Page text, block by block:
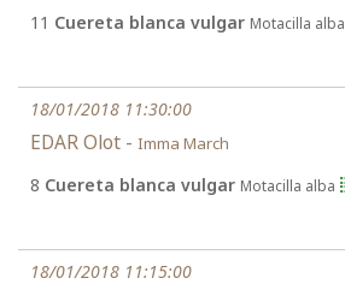
11 Cuereta blanca vulgar Motacilla alba
18/01/2018 11:30:00
EDAR Olot - Imma March
8 Cuereta blanca vulgar Motacilla alba
18/01/2018 11:15:00